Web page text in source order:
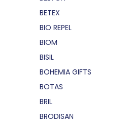
BETEX
BIO REPEL
BIOM
BISIL
BOHEMIA GIFTS
BOTAS
BRIL
BRODISAN